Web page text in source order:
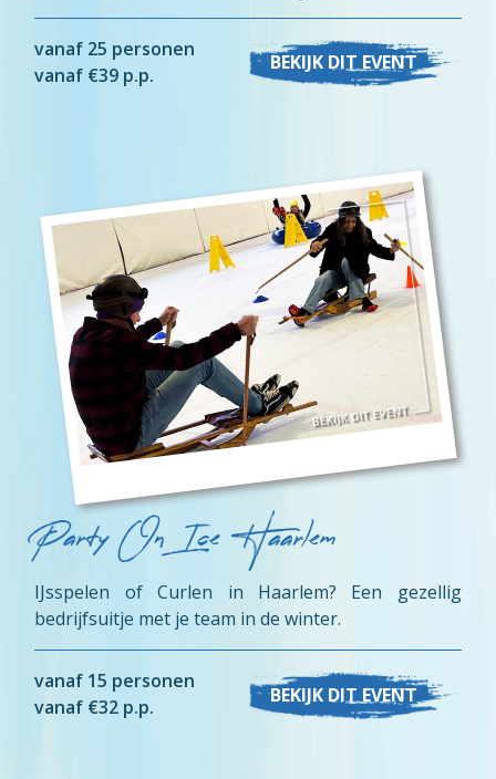
vanaf 25 personen
vanaf €39 p.p.
BEKIJK DIT EVENT
Party On Ice Haarlem
IJsspelen of Curlen in Haarlem? Een gezellig
bedrijfsuitje met je team in de winter.
vanaf 15 personen
vanaf €32 p.p.
BEKIJK DIT EVENT